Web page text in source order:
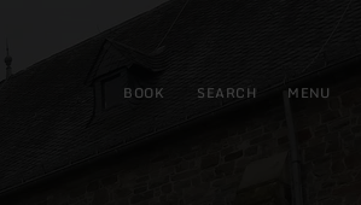
BOOK SEARCH MENU